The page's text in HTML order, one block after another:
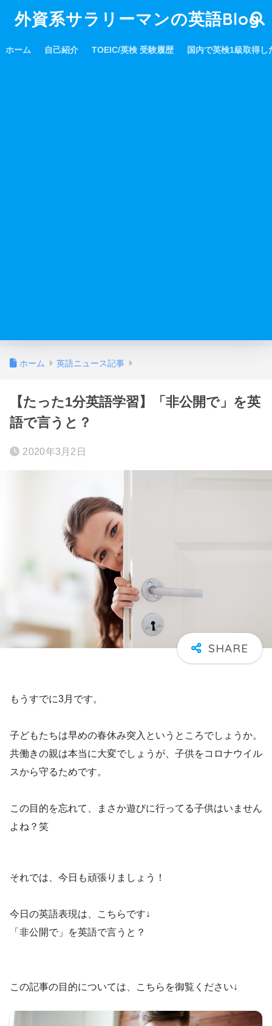
外資系サラリーマンの英語Blog
ホーム 自己紹介 TOEIC/英検 受験履歴 国内で英検1級取得し
ホーム 英語ニュース記事
【たった1分英語学習】「非公開で」を英
語で言うと？
2020年3月2日
もうすでに3月です。
子どもたちは早めの春休み突入というところでしょうか。
共働きの親は本当に大変でしょうが、子供をコロナウイル
スから守るためです。
この目的を忘れて、まさか遊びに行ってる子供はいません
よね？笑
それでは、今日も頑張りましょう！
今日の英語表現は、こちらです↓
「非公開で」を英語で言うと？
この記事の目的については、こちらを御覧ください↓